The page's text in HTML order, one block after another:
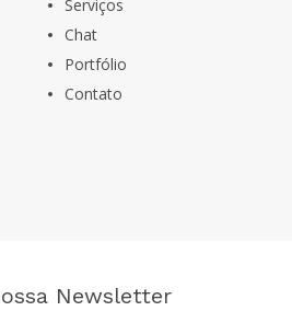
Serviços
Chat
Portfólio
Contato
Newsletter